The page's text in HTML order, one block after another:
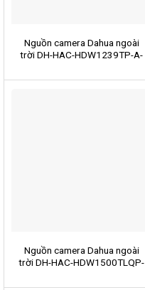
Nguồn camera Dahua ngoài
trời DH-HAC-HDW1239TP-A-
Nguồn camera Dahua ngoài
trời DH-HAC-HDW1500TLQP-